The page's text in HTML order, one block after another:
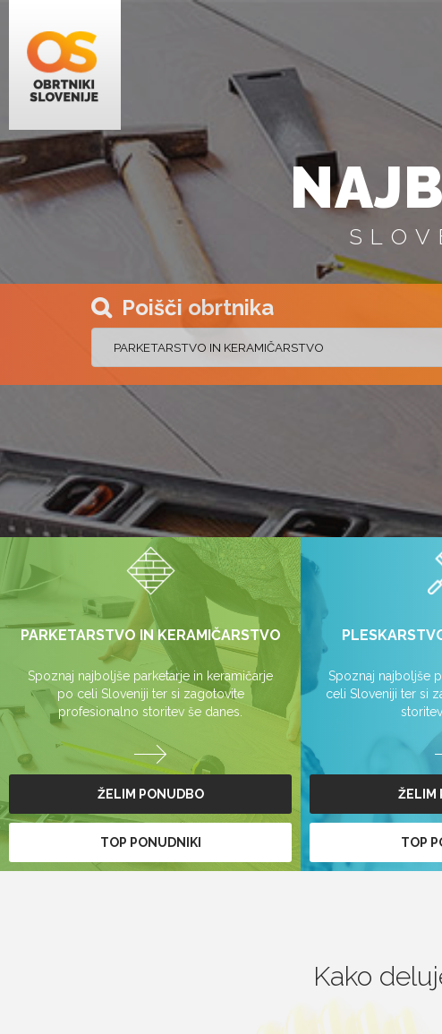
Poišči obrtnika
PARKETARSTVO IN KERAMIČARSTVO
Spoznaj najboljše parketarje in keramičarje
po celi Sloveniji ter si zagotovite
profesionalno storitev še danes.
ŽELIM PONUDBO
TOP PONUDNIKI
Spoznaj najboljše
celi Sloveniji ter si
ŽELIM
TOP
Kako